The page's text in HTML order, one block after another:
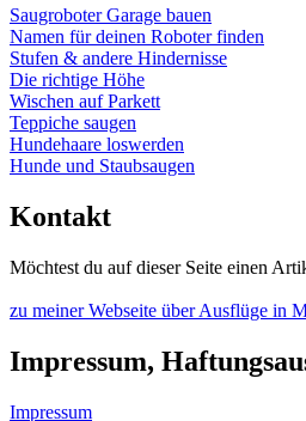
Saugroboter Garage bauen
Namen für deinen Roboter finden
Stufen & andere Hindernisse
Die richtige Höhe
Wischen auf Parkett
Teppiche saugen
Hundehaare loswerden
Hunde und Staubsaugen
Kontakt
Möchtest du auf dieser Seite einen
zu meiner Webseite über Ausflüge in
Impressum,
Impressum